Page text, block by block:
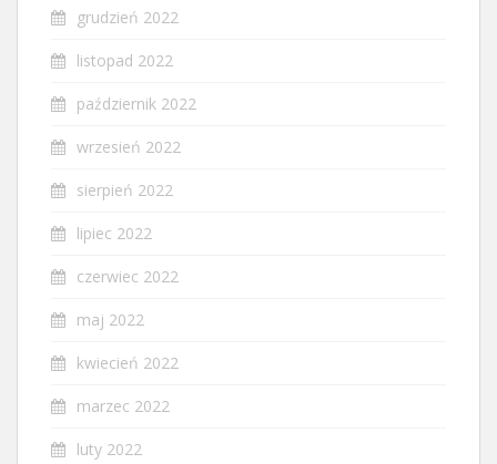
grudzień 2022
listopad 2022
październik 2022
wrzesień 2022
sierpień 2022
lipiec 2022
czerwiec 2022
maj 2022
kwiecień 2022
marzec 2022
luty 2022